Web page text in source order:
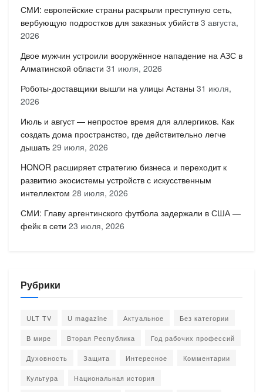
СМИ: европейские страны раскрыли преступную сеть,
вербующую подростков для заказных убийств 3 августа,
2026
Двое мужчин устроили вооружённое нападение на АЗС в
Алматинской области 31 июля, 2026
Роботы-доставщики вышли на улицы Астаны 31 июля,
2026
Июль и август — непростое время для аллергиков. Как
создать дома пространство, где действительно легче
дышать 29 июля, 2026
HONOR расширяет стратегию бизнеса и переходит к
развитию экосистемы устройств с искусственным
интеллектом 28 июля, 2026
СМИ: Главу аргентинского футбола задержали в США —
фейк в сети 23 июля, 2026
Рубрики
ULT TV U magazine Актуальное Без категории
В мире Вторая Республика Год рабочих профессий
Духовность Защита Интересное Комментарии
Культура Национальная история